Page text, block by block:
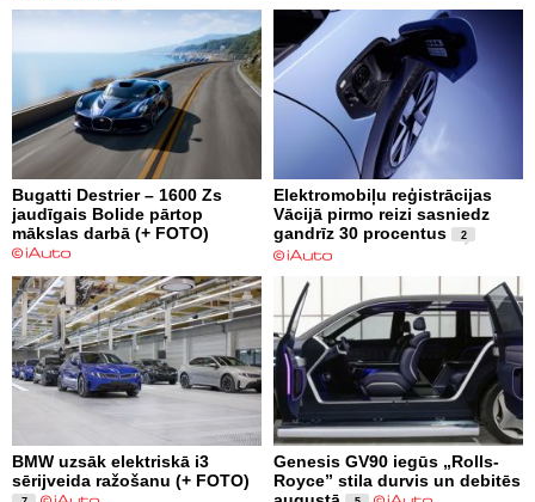
Bugatti Destrier – 1600 Zs
jaudīgais Bolide pārtop
mākslas darbā (+ FOTO)
Elektromobiļu reģistrācijas
Vācijā pirmo reizi sasniedz
gandrīz 30 procentus
2
BMW uzsāk elektriskā i3
sērijveida ražošanu (+ FOTO)
Genesis GV90 iegūs „Rolls-
Royce” stila durvis un debitēs